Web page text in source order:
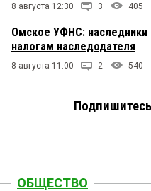
8 августа 12:30 3 405
Омское УФНС: наследники
налогам наследодателя
8 августа 11:00 2 540
ОБЩЕСТВО